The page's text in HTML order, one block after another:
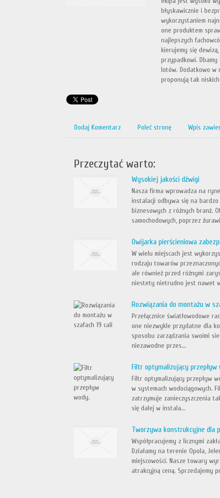
błyskawicznie i
wykorzystaniem
one produktem
najlepszych
kierujemy się
przypadkowi. Dbamy
lotów. Dodatkowo w
proponują tak
Dodaj Komentarz Poleć stronę Wpis
Przeczytać warto:
Wysokiej jakości dźwigi
Nasza firma wprowadza na
instalacji odbywa się na
biznesowych z różnych branż.
samochodowych, poprzez
Owijarka pierścieniowa
W wielu miejscach jest
rodzaju towarów
ale również przed różnymi
niestety nietrudno jest nawet
Rozwiązania do montażu w
Przełącznice światłowodowe
one niezwykle przydatne dla
sposobu zarządzania swoimi
niezawodne przes...
Filtr optymalizujący przepływ
Filtr optymalizujący przepływ
w systemach wodociągowych.
zatrzymuje zanieczyszczenia
się dalej w instala...
Tworzywa konstrukcyjne dla
Współpracujemy z licznymi
Działamy na terenie Opola,
miejscowości. Nasze towary
atrakcyjną ceną. Sprzedajemy